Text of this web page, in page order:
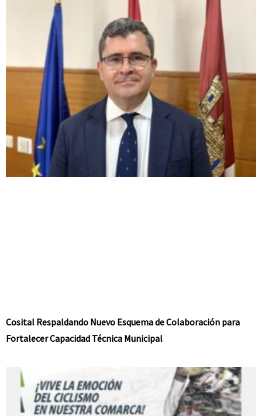
Cosital Respaldando Nuevo Esquema de Colaboración para
Fortalecer Capacidad Técnica Municipal